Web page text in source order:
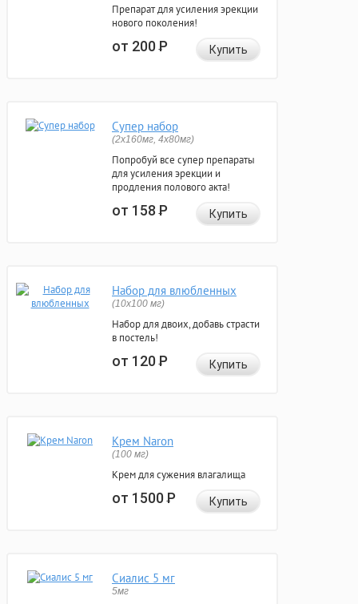
Препарат для усиления эрекции
нового поколения!
от 200Р Купить
Супер набор
(2х160мг, 4х80мг)
Попробуй все супер препараты
для усиления эрекции и
продления полового акта!
от 158Р Купить
Набор для влюбленных
(10х100 мг)
Набор для двоих, добавь страсти
в постель!
от 120Р Купить
Крем Naron
(100 мг)
Крем для сужения влагалища
от 1500Р Купить
Сиалис 5 мг
5мг